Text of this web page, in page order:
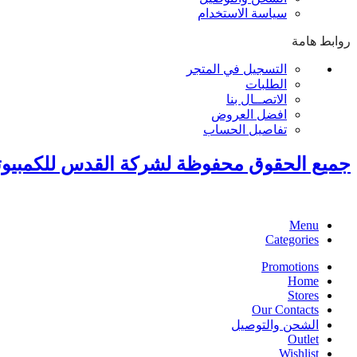
سياسة الاستخدام
روابط هامة
التسجيل في المتجر
الطلبات
الاتصــال بنا
افضل العروض
تفاصيل الحساب
جميع الحقوق محفوظة لشركة القدس
Menu
Categories
Promotions
Home
Stores
Our Contacts
الشحن والتوصيل
Outlet
Wishlist